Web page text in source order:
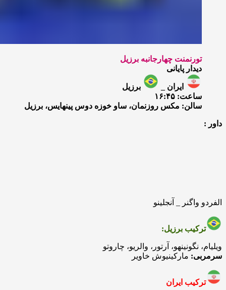
تورنمنت چهارجانبه برزیل
دیدار پایانی
ایران _
برزیل
ساعت: ۱۶:۴۵
سالن: مکس روزنمان، ساو خوزه دوس پینهایس، برزیل
داور :
الفردو واگنر _ آنجلینو
ترکیب برزیل:
ویلیام، نگونینهو، آرتور، والریو، چاروتو
سرمربی: مارکینیوش خاویر
ترکیب ایران